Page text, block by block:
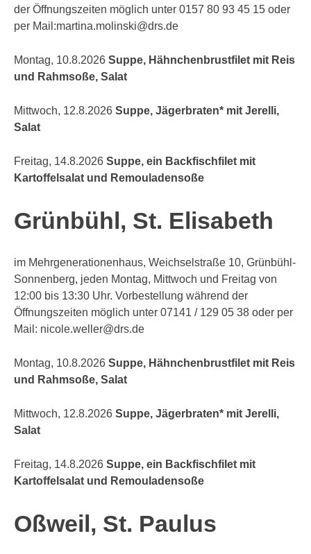
der Öffnungszeiten möglich unter 0157 80 93 45 15 oder
per Mail:martina.molinski@drs.de
Montag, 10.8.2026 Suppe, Hähnchenbrustfilet mit Reis
und Rahmsoße, Salat
Mittwoch, 12.8.2026 Suppe, Jägerbraten* mit Jerelli,
Salat
Freitag, 14.8.2026 Suppe, ein Backfischfilet mit
Kartoffelsalat und Remouladensoße
Grünbühl, St. Elisabeth
im Mehrgenerationenhaus, Weichselstraße 10, Grünbühl-
Sonnenberg, jeden Montag, Mittwoch und Freitag von
12:00 bis 13:30 Uhr. Vorbestellung während der
Öffnungszeiten möglich unter 07141 / 129 05 38 oder per
Mail: nicole.weller@drs.de
Montag, 10.8.2026 Suppe, Hähnchenbrustfilet mit Reis
und Rahmsoße, Salat
Mittwoch, 12.8.2026 Suppe, Jägerbraten* mit Jerelli,
Salat
Freitag, 14.8.2026 Suppe, ein Backfischfilet mit
Kartoffelsalat und Remouladensoße
Oßweil, St. Paulus